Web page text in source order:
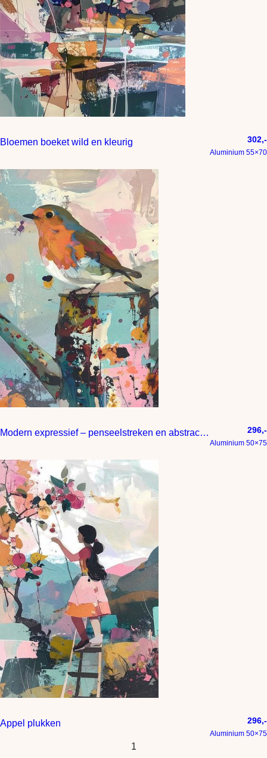
Bloemen boeket wild en kleurig 302,-
Aluminium 55×70
Modern expressief – penseelstreken en abstracte kleurige vlakken 296,-
Aluminium 50×75
Appel plukken 296,-
Aluminium 50×75
1